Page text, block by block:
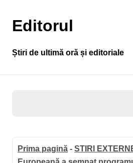
conținut
Editorul
Știri de ultimă oră și editoriale
Prima pagină - STIRI